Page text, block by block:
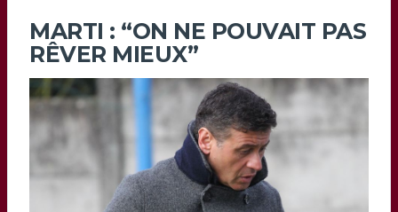
MARTI : “ON NE POUVAIT PAS
RÊVER MIEUX”